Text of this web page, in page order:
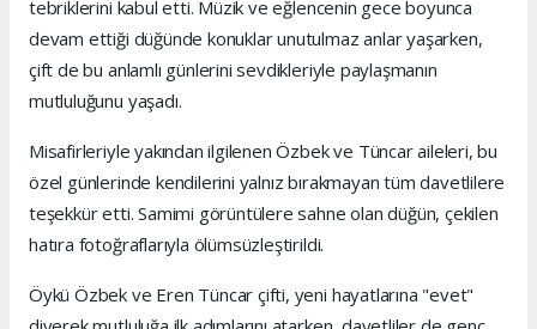
tebriklerini kabul etti. Müzik ve eğlencenin gece boyunca
devam ettiği düğünde konuklar unutulmaz anlar yaşarken,
çift de bu anlamlı günlerini sevdikleriyle paylaşmanın
mutluluğunu yaşadı.
Misafirleriyle yakından ilgilenen Özbek ve Tüncar aileleri, bu
özel günlerinde kendilerini yalnız bırakmayan tüm davetlilere
teşekkür etti. Samimi görüntülere sahne olan düğün, çekilen
hatıra fotoğraflarıyla ölümsüzleştirildi.
Öykü Özbek ve Eren Tüncar çifti, yeni hayatlarına "evet"